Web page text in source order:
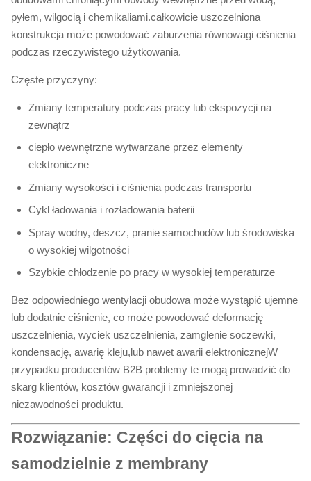
pyłem, wilgocią i chemikaliami.całkowicie uszczelniona
konstrukcja może powodować zaburzenia równowagi ciśnienia
podczas rzeczywistego użytkowania.
Częste przyczyny:
Zmiany temperatury podczas pracy lub ekspozycji na
zewnątrz
ciepło wewnętrzne wytwarzane przez elementy
elektroniczne
Zmiany wysokości i ciśnienia podczas transportu
Cykl ładowania i rozładowania baterii
Spray wodny, deszcz, pranie samochodów lub środowiska
o wysokiej wilgotności
Szybkie chłodzenie po pracy w wysokiej temperaturze
Bez odpowiedniego wentylacji obudowa może wystąpić ujemne
lub dodatnie ciśnienie, co może powodować deformację
uszczelnienia, wyciek uszczelnienia, zamglenie soczewki,
kondensację, awarię kleju,lub nawet awarii elektronicznejW
przypadku producentów B2B problemy te mogą prowadzić do
skarg klientów, kosztów gwarancji i zmniejszonej
niezawodności produktu.
Rozwiązanie: Części do cięcia na
samodzielnie z membrany